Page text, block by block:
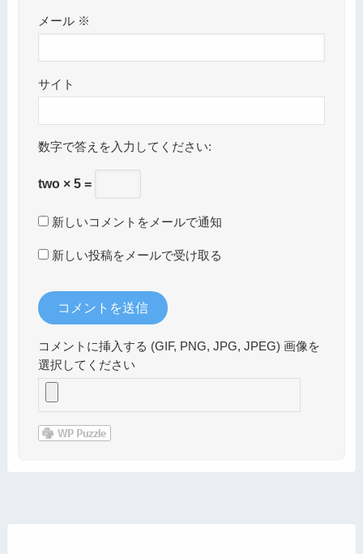
メール ※
サイト
数字で答えを入力してください:
two × 5 =
新しいコメントをメールで通知
新しい投稿をメールで受け取る
コメントに挿入する (GIF, PNG, JPG, JPEG) 画像を
選択してください